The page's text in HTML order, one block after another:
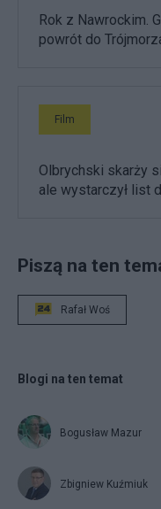
Rok z Nawrockim.
powrót do
Film
Olbrychski skarży
ale wystarczył list
Piszą na ten
Rafał Woś
Blogi na ten temat
Bogusław Mazur
Zbigniew Kuźmiuk